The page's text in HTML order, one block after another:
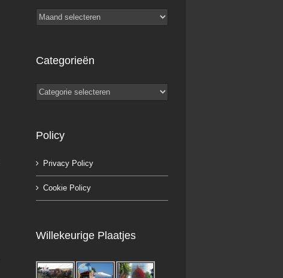
Archieven
Categorieën
Categorieën
Policy
Privacy Policy
Cookie Policy
Willekeurige Plaatjes